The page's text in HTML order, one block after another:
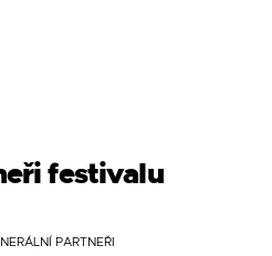
festivalu
PARTNEŘI